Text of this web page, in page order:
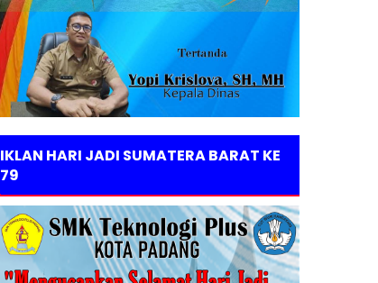
IKLAN HARI JADI SUMATERA BARAT KE
79